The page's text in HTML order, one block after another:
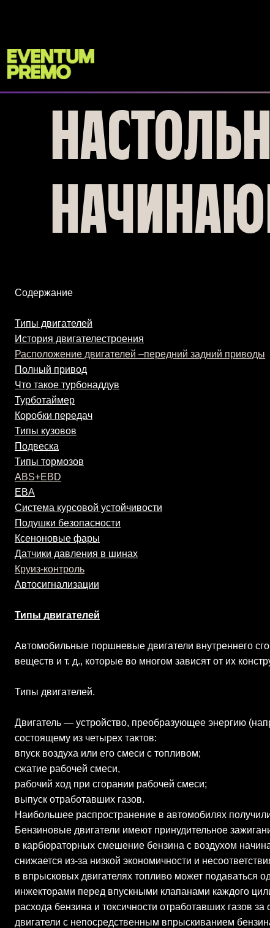
Содержание
Типы двигателей
История двигателестроения
Расположение двигателей –передний задний приводы
Полный привод
Что такое турбонаддув
Турботаймер
Коробки передач
Типы кузовов
Подвеска
Типы тормозов
ABS+EBD
EBA
Система курсовой устойчивости
Подушки безопасности
Ксеноновые фары
Датчики давления в шинах
Круиз-контроль
Автосигнализации
Типы двигателей
Автомобильные поршневые двигатели внутреннего
веществ и т. д., которые во многом зависят от их
Типы двигателей.
Двигатель — устройство, преобразующее энергию
состоящему из четырех тактов:
впуск воздуха или его смеси с топливом;
сжатие рабочей смеси,
рабочий ход при сгорании рабочей смеси;
выпуск отработавших газов.
Наибольшее распространение в автомобилях
Бензиновые двигатели имеют принудительное
в карбюраторных смешение бензина с воздухом
снижается из-за низкой экономичности и
в впрысковых двигателях топливо может подаваться
инжекторами перед впускными клапанами каждого
расхода бензина и токсичности отработавших газов
двигатели с непосредственным впрыскиванием